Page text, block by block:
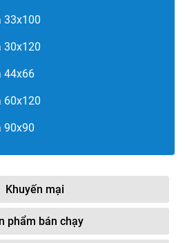
33x100
30x120
44x66
60x120
90x90
Khuyến mại
phẩm bán chạy